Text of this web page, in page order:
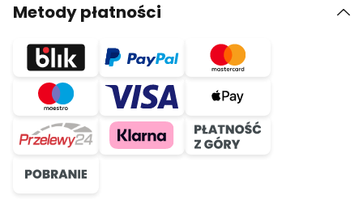
Metody płatności